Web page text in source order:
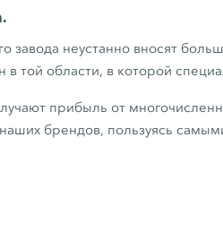
завода неустанно вносят
той области, в которой
прибыль от
брендов, пользуясь